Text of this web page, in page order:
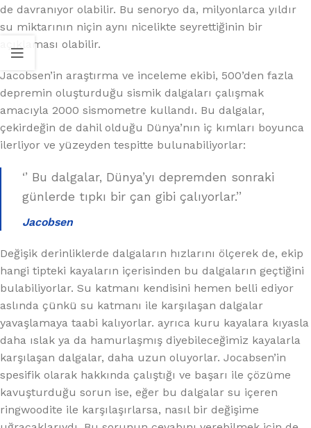
de davranıyor olabilir. Bu senoryo da, milyonlarca yıldır
su miktarının niçin aynı nicelikte seyrettiğinin bir
açıklaması olabilir.
Jacobsen’in araştırma ve inceleme ekibi, 500’den fazla
depremin oluşturduğu sismik dalgaları çalışmak
amacıyla 2000 sismometre kullandı. Bu dalgalar,
çekirdeğin de dahil olduğu Dünya’nın iç kımları boyunca
ilerliyor ve yüzeyden tespitte bulunabiliyorlar:
‘’ Bu dalgalar, Dünya’yı depremden sonraki
günlerde tıpkı bir çan gibi çalıyorlar.’’
Jacobsen
Değişik derinliklerde dalgaların hızlarını ölçerek de, ekip
hangi tipteki kayaların içerisinden bu dalgaların geçtiğini
bulabiliyorlar. Su katmanı kendisini hemen belli ediyor
aslında çünkü su katmanı ile karşılaşan dalgalar
yavaşlamaya taabi kalıyorlar. ayrıca kuru kayalara kıyasla
daha ıslak ya da hamurlaşmış diyebileceğimiz kayalarla
karşılaşan dalgalar, daha uzun oluyorlar. Jocabsen’in
spesifik olarak hakkında çalıştığı ve başarı ile çözüme
kavuşturduğu sorun ise, eğer bu dalgalar su içeren
ringwoodite ile karşılaşırlarsa, nasıl bir değişime